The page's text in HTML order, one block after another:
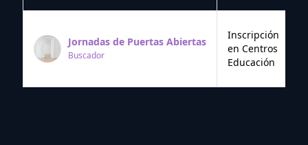
Jornadas de Puertas Abiertas
Buscador
Inscripción
en Centros
Educación